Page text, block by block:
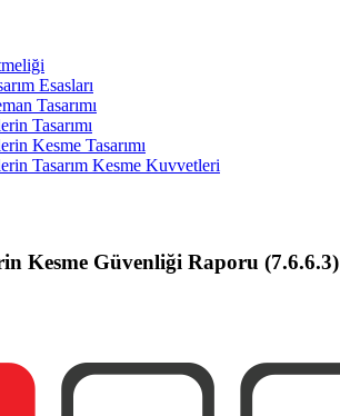
Esasları
Tasarımı
Tasarımı
Kesme Tasarımı
Tasarım Kesme Kuvvetleri
Kesme Güvenliği Raporu (7.6.6.3)